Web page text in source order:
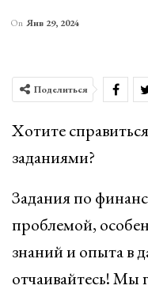
On Янв 29, 2024
Поделиться
Хотите
заданиями?
Задания по
проблемой,
знаний и опыта в
отчаивайтесь! Мы